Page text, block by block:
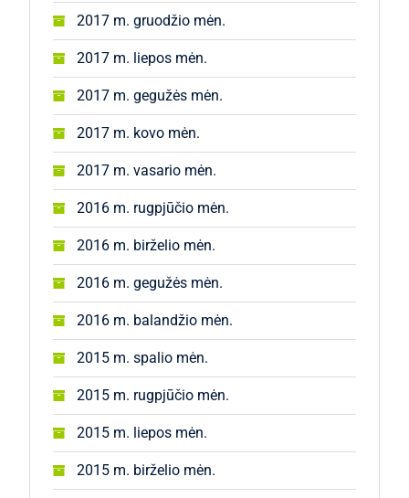
2017 m. gruodžio mėn.
2017 m. liepos mėn.
2017 m. gegužės mėn.
2017 m. kovo mėn.
2017 m. vasario mėn.
2016 m. rugpjūčio mėn.
2016 m. birželio mėn.
2016 m. gegužės mėn.
2016 m. balandžio mėn.
2015 m. spalio mėn.
2015 m. rugpjūčio mėn.
2015 m. liepos mėn.
2015 m. birželio mėn.